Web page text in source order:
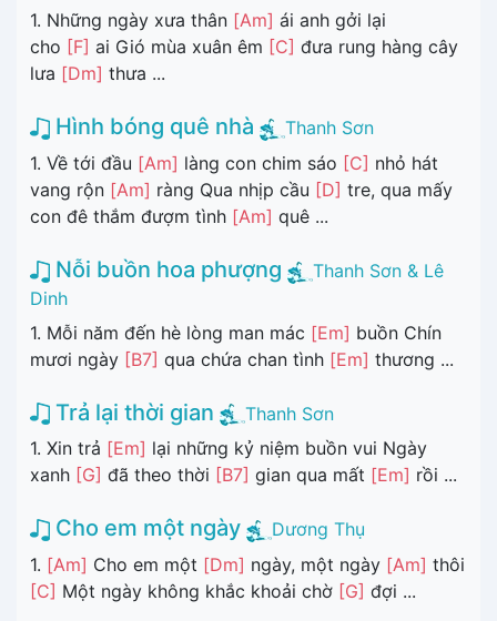
1. Những ngày xưa thân [Am] ái anh gởi lại
cho [F] ai Gió mùa xuân êm [C] đưa rung hàng cây
lưa [Dm] thưa ...
Hình bóng quê nhà
Thanh Sơn
1. Về tới đầu [Am] làng con chim sáo [C] nhỏ hát
vang rộn [Am] ràng Qua nhịp cầu [D] tre, qua mấy
con đê thắm đượm tình [Am] quê ...
Nỗi buồn hoa phượng
Thanh Sơn & Lê
Dinh
1. Mỗi năm đến hè lòng man mác [Em] buồn Chín
mươi ngày [B7] qua chứa chan tình [Em] thương ...
Trả lại thời gian
Thanh Sơn
1. Xin trả [Em] lại những kỷ niệm buồn vui Ngày
xanh [G] đã theo thời [B7] gian qua mất [Em] rồi ...
Cho em một ngày
Dương Thụ
1. [Am] Cho em một [Dm] ngày, một ngày [Am] thôi
[C] Một ngày không khắc khoải chờ [G] đợi ...